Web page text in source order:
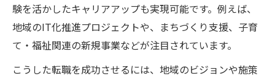
験を活かしたキャリアアップも実現可能です。例えば、
地域のIT化推進プロジェクトや、まちづくり支援、子育
て・福祉関連の新規事業などが注目されています。
こうした転職を成功させるには、地域のビジョンや施策